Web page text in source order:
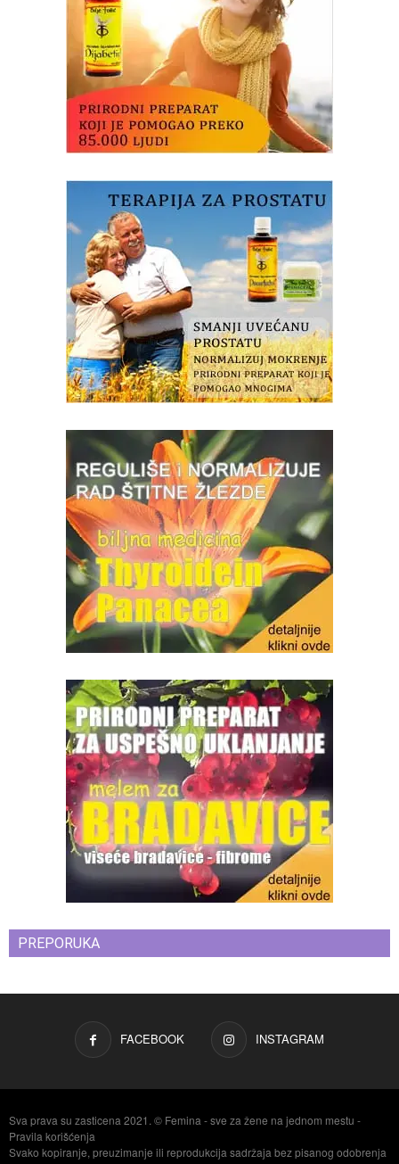
PREPORUKA
FACEBOOK INSTAGRAM
Sva prava su zasticena 2021. © Femina - sve za žene na jednom mestu -
Pravila korišćenja
Svako kopiranje, preuzimanje ili reprodukcija sadržaja bez pisanog odobrenja